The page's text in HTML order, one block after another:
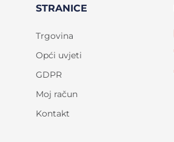
STRANICE
Trgovina
Opći uvjeti
GDPR
Moj račun
Kontakt